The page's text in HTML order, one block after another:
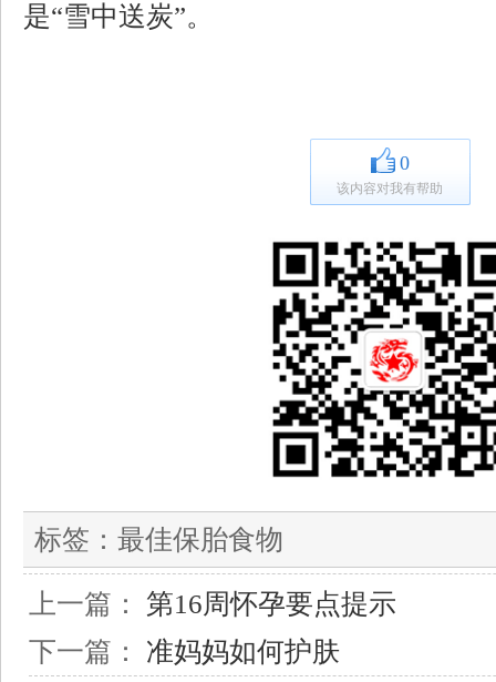
是“雪中送炭”。
0
该内容对我有帮助
标签： 最佳保胎食物
上一篇： 第16周怀孕要点提示
下一篇： 准妈妈如何护肤